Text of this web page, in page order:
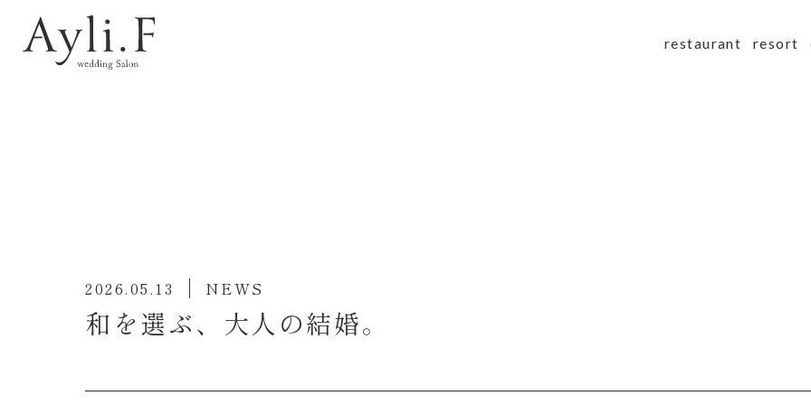
restaurant resort
Photo wedding
TEL:0120-93-2488
営業時間：10:00~19:00
2026.05.13 NEWS
和を選ぶ、大人の結婚。